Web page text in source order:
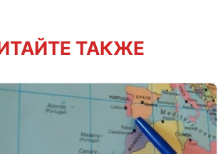
ТАКЖЕ